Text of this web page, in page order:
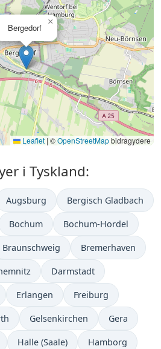
Bergedorf
×
Leaflet | ©OpenStreetMapbidragydere
i Tyskland:
Augsburg Bergisch Gladbach
Bochum Bochum-Hordel
Braunschweig Bremerhaven
Darmstadt
Erlangen Freiburg
Gelsenkirchen Gera
Halle (Saale) Hamborg